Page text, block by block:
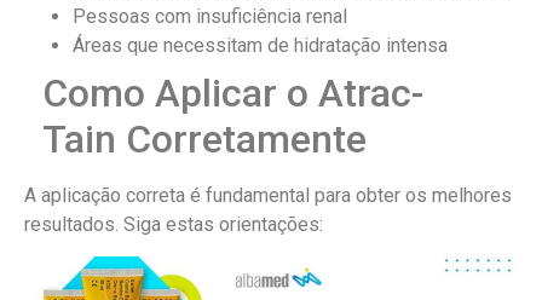
Pessoas com insuficiência renal
Áreas que necessitam de hidratação intensa
Como Aplicar o Atrac-
Tain Corretamente
A aplicação correta é fundamental para obter os melhores
resultados. Siga estas orientações: